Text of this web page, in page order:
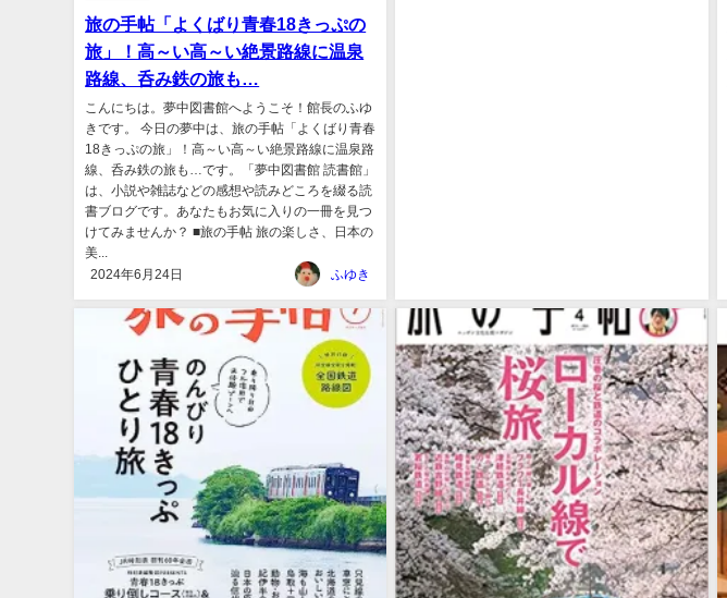
旅の手帖「よくばり青春18きっぷの
旅」！高～い高～い絶景路線に温泉
路線、呑み鉄の旅も…
こんにちは。夢中図書館へようこそ！館長のふゆ
きです。 今日の夢中は、旅の手帖「よくばり青春
18きっぷの旅」！高～い高～い絶景路線に温泉路
線、呑み鉄の旅も…です。「夢中図書館 読書館」
は、小説や雑誌などの感想や読みどころを綴る読
書ブログです。あなたもお気に入りの一冊を見つ
けてみませんか？ ■旅の手帖 旅の楽しさ、日本の
美...
2024年6月24日
ふゆき